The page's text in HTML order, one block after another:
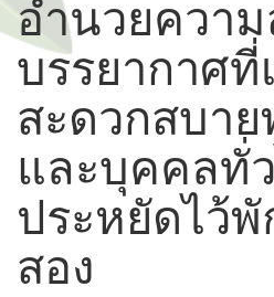
อำนวยควา
บรรยากาศ
สะดวกสบา
และบุคคลทั่
ประหยัดไว้
สอง